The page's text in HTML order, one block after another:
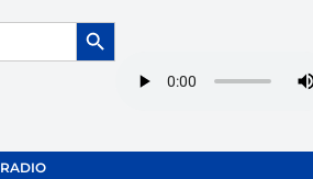
Botón de búsqueda
RADIO